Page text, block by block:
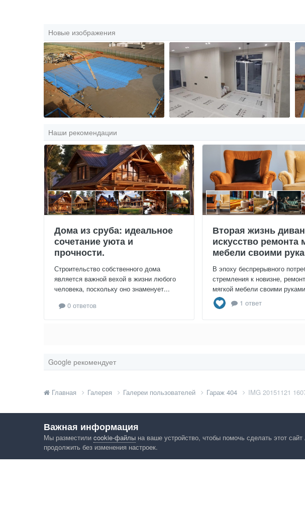
Новые изображения
Наши рекомендации
Дома из сруба: идеальное
сочетание уюта и
прочности.
Строительство собственного дома
является важной вехой в жизни любого
человека, поскольку оно знаменует...
0 ответов
Вторая жизнь
искусство ремонта
мебели своими
В эпоху беспрерывного
стремления к новизне,
мягкой мебели своими
1 ответ
Google рекомендует
Главная Галерея Галереи пользователей Гараж 404 IMG 20151121
Язык Конфиденциальность
Важная информация
Мы разместили cookie-файлы на ваше устройство, чтобы помочь сделать этот
продолжить без изменения настроек.